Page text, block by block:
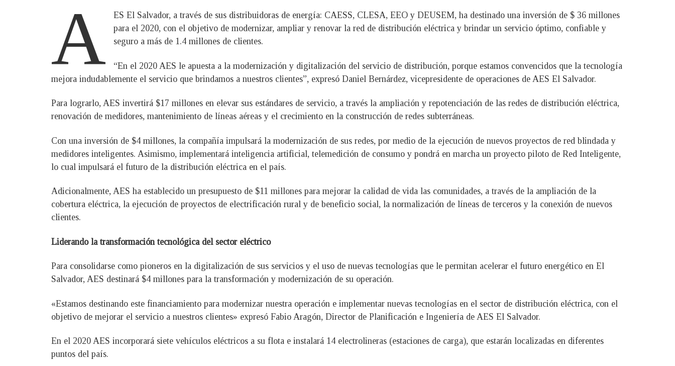
A
ES El Salvador, a través de sus distribuidoras de energía: CAESS, CLESA, EEO y DEUSEM, ha destinado una inversión de $ 36 millones
para el 2020, con el objetivo de modernizar, ampliar y renovar la red de distribución eléctrica y brindar un servicio óptimo, confiable y
seguro a más de 1.4 millones de clientes.
“En el 2020 AES le apuesta a la modernización y digitalización del servicio de distribución, porque estamos convencidos que la tecnología
mejora indudablemente el servicio que brindamos a nuestros clientes”, expresó Daniel Bernárdez, vicepresidente de operaciones de AES El Salvador.
Para lograrlo, AES invertirá $17 millones en elevar sus estándares de servicio, a través la ampliación y repotenciación de las redes de distribución eléctrica,
renovación de medidores, mantenimiento de líneas aéreas y el crecimiento en la construcción de redes subterráneas.
Con una inversión de $4 millones, la compañía impulsará la modernización de sus redes, por medio de la ejecución de nuevos proyectos de red blindada y
medidores inteligentes. Asimismo, implementará inteligencia artificial, telemedición de consumo y pondrá en marcha un proyecto piloto de Red Inteligente,
lo cual impulsará el futuro de la distribución eléctrica en el país.
Adicionalmente, AES ha establecido un presupuesto de $11 millones para mejorar la calidad de vida las comunidades, a través de la ampliación de la
cobertura eléctrica, la ejecución de proyectos de electrificación rural y de beneficio social, la normalización de líneas de terceros y la conexión de nuevos
clientes.
Liderando la transformación tecnológica del sector eléctrico
Para consolidarse como pioneros en la digitalización de sus servicios y el uso de nuevas tecnologías que le permitan acelerar el futuro energético en El
Salvador, AES destinará $4 millones para la transformación y modernización de su operación.
«Estamos destinando este financiamiento para modernizar nuestra operación e implementar nuevas tecnologías en el sector de distribución eléctrica, con el
objetivo de mejorar el servicio a nuestros clientes» expresó Fabio Aragón, Director de Planificación e Ingeniería de AES El Salvador.
En el 2020 AES incorporará siete vehículos eléctricos a su flota e instalará 14 electrolineras (estaciones de carga), que estarán localizadas en diferentes
puntos del país.